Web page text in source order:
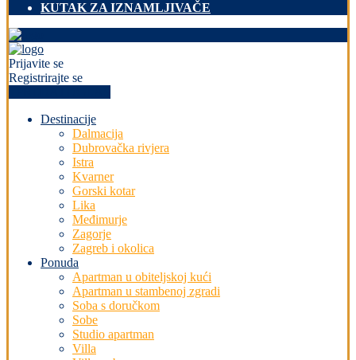
KUTAK ZA IZNAMLJIVAČE
Prijavite se
Registrirajte se
Destinacije
Dalmacija
Dubrovačka rivjera
Istra
Kvarner
Gorski kotar
Lika
Međimurje
Zagorje
Zagreb i okolica
Ponuda
Apartman u obiteljskoj kući
Apartman u stambenoj zgradi
Soba s doručkom
Sobe
Studio apartman
Villa